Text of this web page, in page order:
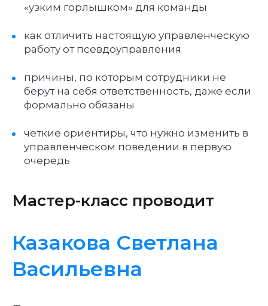
«узким горлышком» для команды
как отличить настоящую управленческую
работу от псевдоуправления
причины, по которым сотрудники не
берут на себя ответственность, даже если
формально обязаны
четкие ориентиры, что нужно изменить в
управленческом поведении в первую
очередь
Мастер-класс проводит
Казакова Светлана
Васильевна